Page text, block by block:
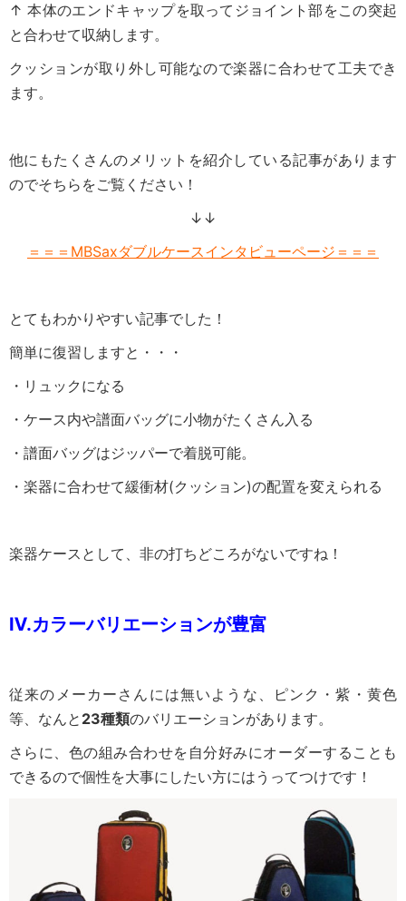
↑ 本体のエンドキャップを取ってジョイント部をこの突起
と合わせて収納します。
クッションが取り外し可能なので楽器に合わせて工夫でき
ます。
他にもたくさんのメリットを紹介している記事があります
のでそちらをご覧ください！
↓↓
＝＝＝MBSaxダブルケースインタビューページ＝＝＝
とてもわかりやすい記事でした！
簡単に復習しますと・・・
・リュックになる
・ケース内や譜面バッグに小物がたくさん入る
・譜面バッグはジッパーで着脱可能。
・楽器に合わせて緩衝材(クッション)の配置を変えられる
楽器ケースとして、非の打ちどころがないですね！
Ⅳ.カラーバリエーションが豊富
従来のメーカーさんには無いような、ピンク・紫・黄色
等、なんと 23種類のバリエーションがあります。
さらに、色の組み合わせを自分好みにオーダーすることも
できるので個性を大事にしたい方にはうってつけです！